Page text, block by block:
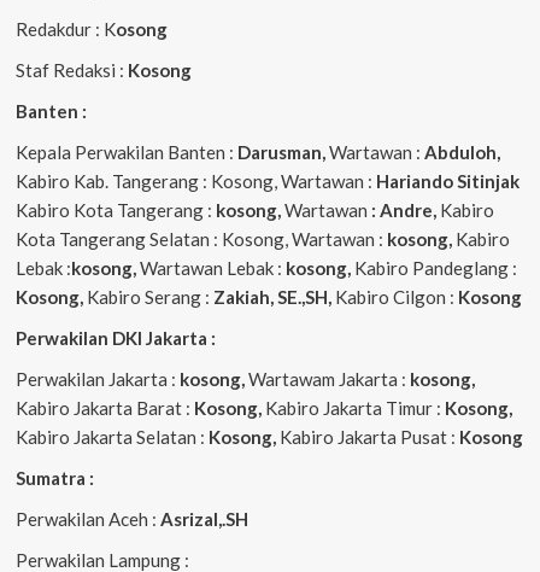
Redakdur : Kosong
Staf Redaksi : Kosong
Banten :
Kepala Perwakilan Banten : Darusman,Wartawan : Abduloh,
Kabiro Kab. Tangerang : Kosong, Wartawan : Hariando Sitinjak
Kabiro Kota Tangerang : kosong,Wartawan : Andre, Kabiro
Kota Tangerang Selatan : Kosong, Wartawan : kosong, Kabiro
Lebak :kosong,Wartawan Lebak : kosong, Kabiro Pandeglang :
Kosong, Kabiro Serang : Zakiah, SE.,SH, Kabiro Cilgon : Kosong
Perwakilan DKI Jakarta :
Perwakilan Jakarta : kosong,Wartawam Jakarta : kosong,
Kabiro Jakarta Barat : Kosong, Kabiro Jakarta Timur : Kosong,
Kabiro Jakarta Selatan : Kosong, Kabiro Jakarta Pusat : Kosong
Sumatra :
Perwakilan Aceh : Asrizal,.SH
Perwakilan Lampung :